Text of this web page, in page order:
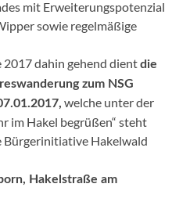
mit Erweiterungspotenzial
sowie regelmäßige
2017 dahin gehend dientdie
zum NSG
welche unter der
im Hakel begrüßen“ steht
Bürgerinitiative Hakelwald
Hakelstraße am